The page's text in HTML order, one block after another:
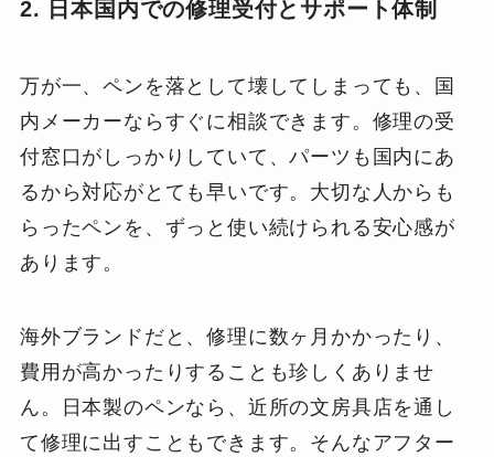
2. 日本国内での修理受付とサポート体制
万が一、ペンを落として壊してしまっても、国
内メーカーならすぐに相談できます。修理の受
付窓口がしっかりしていて、パーツも国内にあ
るから対応がとても早いです。大切な人からも
らったペンを、ずっと使い続けられる安心感が
あります。
海外ブランドだと、修理に数ヶ月かかったり、
費用が高かったりすることも珍しくありませ
ん。日本製のペンなら、近所の文房具店を通し
て修理に出すこともできます。そんなアフター